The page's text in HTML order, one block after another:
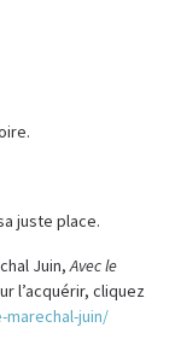
juste place.
Juin, Avec le
l’acquérir, cliquez
juin/